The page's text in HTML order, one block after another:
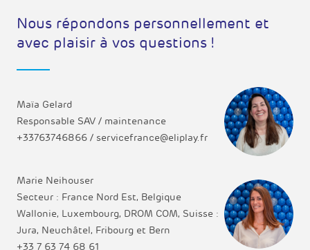
Nous répondons personnellement et
avec plaisir à vos questions !
Maïa Gelard
Responsable SAV / maintenance
+33763746866 / servicefrance@eliplay.fr
Marie Neihouser
Secteur : France Nord Est, Belgique
Wallonie, Luxembourg, DROM COM, Suisse :
Jura, Neuchâtel, Fribourg et Bern
+33 7 63 74 68 61